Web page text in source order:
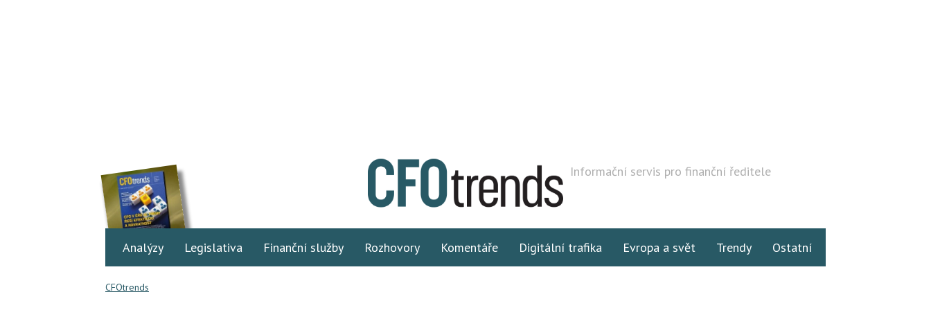
Informační servis pro finanční ředitele
Analýzy Legislativa Finanční služby Rozhovory Komentáře Digitální trafika Evropa a svět Trendy Ostatní
CFOtrends